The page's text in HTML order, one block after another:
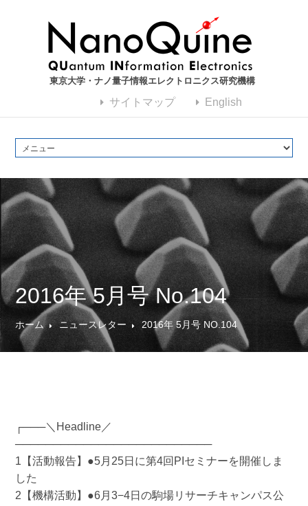
東京大学・ナノ量子情報エレクトロニクス研究機構
サイトマップ English
2016年 5月号 No.104
ホーム ニュースレター 2016年 5月号 NO.104
┌───＼Headline／
──────────────────────────
1【活動報告】●5月25日に第4回PIセミナーを開催しま
した
2【機構活動】●6月3−4日の駒場リサーチキャンパス公